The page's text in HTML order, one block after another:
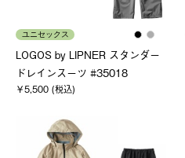
ユニセックス
LOGOS by LIPNER スタンダー
ドレインスーツ #35018
￥5,500 (税込)